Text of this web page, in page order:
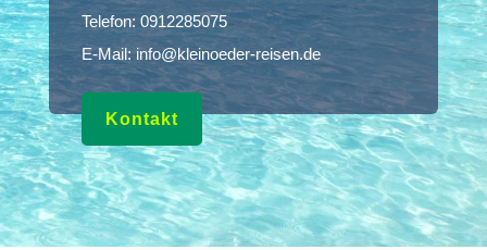
Telefon: 0912285075
E-Mail:info@kleinoeder-reisen.de
Kontakt